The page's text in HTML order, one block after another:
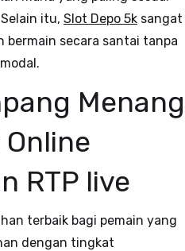
itu, Slot Depo 5k sangat
bermain secara santai tanpa
Menang
RTP live
terbaik bagi pemain yang
dengan tingkat